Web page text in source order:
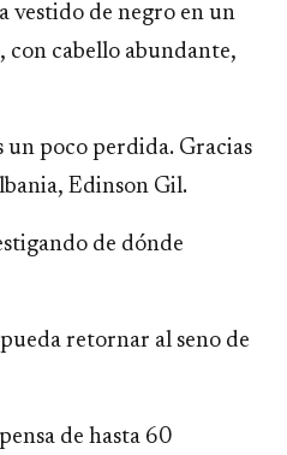
vestido de negro en un
con cabello abundante,
un poco perdida. Gracias
Edinson Gil.
de dónde
retornar al seno de
de hasta 60